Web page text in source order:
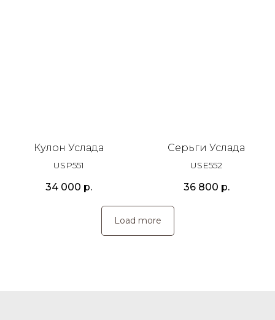
Кулон Услада
USP551
34 000 р.
Cерьги Услада
USE552
36 800 р.
Load more